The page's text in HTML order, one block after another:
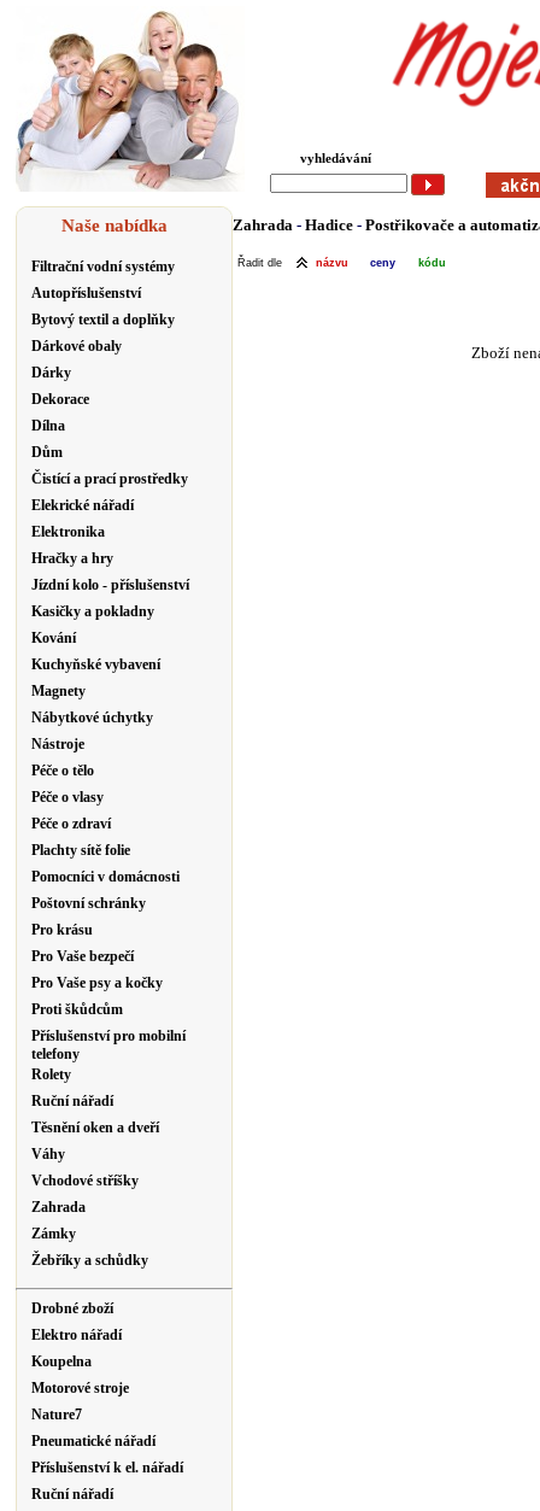
vyhledávání
Naše nabídka
Filtrační vodní systémy
Autopříslušenství
Bytový textil a doplňky
Dárkové obaly
Dárky
Dekorace
Dílna
Dům
Čistící a prací prostředky
Elekrické nářadí
Elektronika
Hračky a hry
Jízdní kolo - příslušenství
Kasičky a pokladny
Kování
Kuchyňské vybavení
Magnety
Nábytkové úchytky
Nástroje
Péče o tělo
Péče o vlasy
Péče o zdraví
Plachty sítě folie
Pomocníci v domácnosti
Poštovní schránky
Pro krásu
Pro Vaše bezpečí
Pro Vaše psy a kočky
Proti škůdcům
Příslušenství pro mobilní
telefony
Rolety
Ruční nářadí
Těsnění oken a dveří
Váhy
Vchodové stříšky
Zahrada
Zámky
Žebříky a schůdky
Drobné zboží
Elektro nářadí
Koupelna
Motorové stroje
Nature7
Pneumatické nářadí
Příslušenství k el. nářadí
Ruční nářadí
Zahrada - Hadice - Postřikovače a
Řadit dle názvu ceny kódu
Zboží